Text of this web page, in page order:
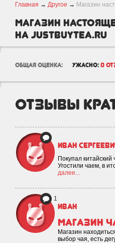
Главная → Другое → Магазин
Магазин
на JustBuyTea.RU
общая оценка: ужасно: 0
отзывы
Иван
Покупал
Угостили чаем, в
далее...
1
Иван
Магазин
Магазин
выбор чая, есть